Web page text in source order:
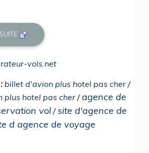
vols.net
billet d'avion plus hotel pas cher /
plus hotel pas cher/agence de
vol /site d'agence de
d agence de voyage